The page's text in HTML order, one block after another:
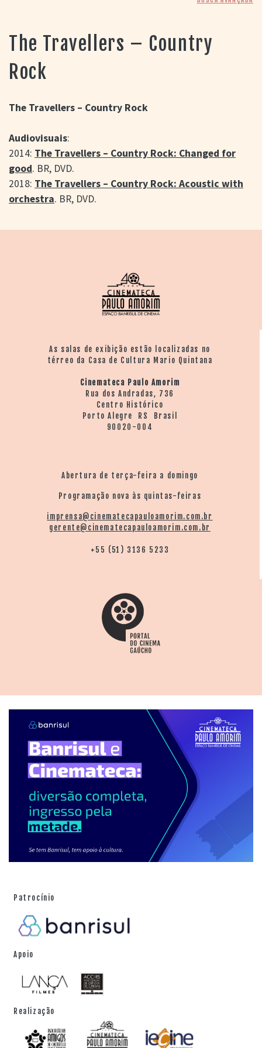
PORTAL DO
CINEMA GAÚCHO
> APRESENTAÇÃO
> BUSCA AVANÇADA
> FILMOGRAFIAS DE
> BIBLIOGRAFIAS
CONTATO E
LOCALIZAÇÃO
The Travellers – Country
Rock
The Travellers – Country Rock
Audiovisuais:
2014: The Travellers – Country Rock: Changed for
good. BR, DVD.
2018: The Travellers – Country Rock: Acoustic with
orchestra. BR, DVD.
As salas de exibição estão localizadas no
térreo da Casa de Cultura Mario Quintana
Cinemateca Paulo Amorim
Rua dos Andradas, 736
Centro Histórico
Porto Alegre RS Brasil
90020-004
Abertura de terça-feira a domingo
Programação nova às quintas-feiras
imprensa@cinematecapauloamorim.com.br
gerente@cinematecapauloamorim.com.br
+55 (51) 3136 5233
Patrocínio
Apoio
Realização